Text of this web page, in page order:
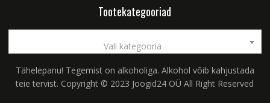
Tootekategooriad
Vali kategooria
Tähelepanu! Tegemist on alkoholiga. Alkohol võib kahjustada
teie tervist. Copyright © 2023 Joogid24 OÜ All Right Reserved